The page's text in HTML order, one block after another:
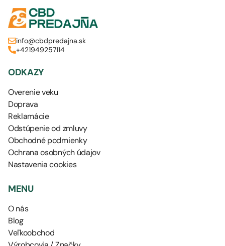
info@cbdpredajna.sk
+421949257114
ODKAZY
Overenie veku
Doprava
Reklamácie
Odstúpenie od zmluvy
Obchodné podmienky
Ochrana osobných údajov
Nastavenia cookies
MENU
O nás
Blog
Veľkoobchod